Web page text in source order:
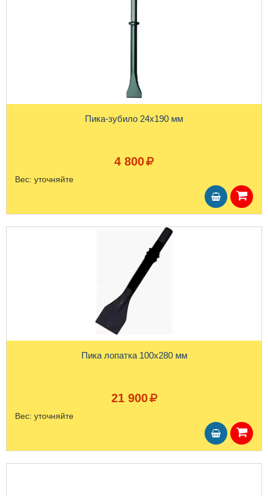
Пика-зубило 24х190 мм
4 800
Вес: уточняйте
Пика лопатка 100х280 мм
21 900
Вес: уточняйте